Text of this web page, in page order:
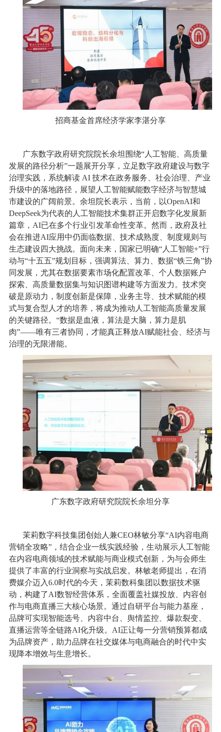
招商基金首席经济学家李湛分享
广东数字政府研究院院长余坦围绕“人工智能、高质量
发展的路径分析”一题展开分享，立足数字政府建设与数字
治理实践，系统解读 AI 技术在政务服务、社会治理、产业
升级中的落地路径，展望人工智能赋能数字经济与智慧城
市建设的广阔前景。余坦院长表示，当前，以OpenAI和
DeepSeek为代表的人工智能技术集群正开启数字化发展新
篇章，AI已在多个行业引发革命性变革。然而，政府及社
会在推进AI应用中仍面临数据、技术成熟度、制度规则与
生态建设四大挑战。面向未来，国家已明确“人工智能+”行
动与“十五五”规划目标，强调算法、算力、数据“铁三角”协
同发展，尤其在数据要素市场化配置改革、个人数据账户
探索、高质量数据集与知识图谱构建等方面发力。技术突
破是原动力，制度创新是保障，业务主导、技术赋能的模
式与复合型人才的培养，将成为推动人工智能高质量发展
的关键路径。“数据是血液，算法是大脑，算力是肌
肉”——唯有三者协同，才能真正释放AI赋能社会、经济与
治理的无限潜能。
广东数字政府研究院院长余坦分享
茉莉数字科技集团创始人兼CEO林敏分享“AI内容电商
营销全攻略”，结合企业一线实践经验，生动展示人工智能
在内容电商领域的技术赋能与商业模式创新，为与会师生
提供了丰富的行业洞察与实战启发。林敏老师提出，在消
费媒介迈入6.0时代的今天，茉莉数科集团以数据技术驱
动，构建了AI数智经营体系，全面覆盖社媒投放、内容创
作与电商直播三大核心场景。通过自研平台与能力基座，
品牌可实现智能选号、内容中台、舆情监控、爆款裂变、
直播运营等全链路AI化升级。AI正让每一分营销预算都成
为品牌资产，助力品牌在社交媒体与电商融合的时代中实
现降本增效与生意增长。